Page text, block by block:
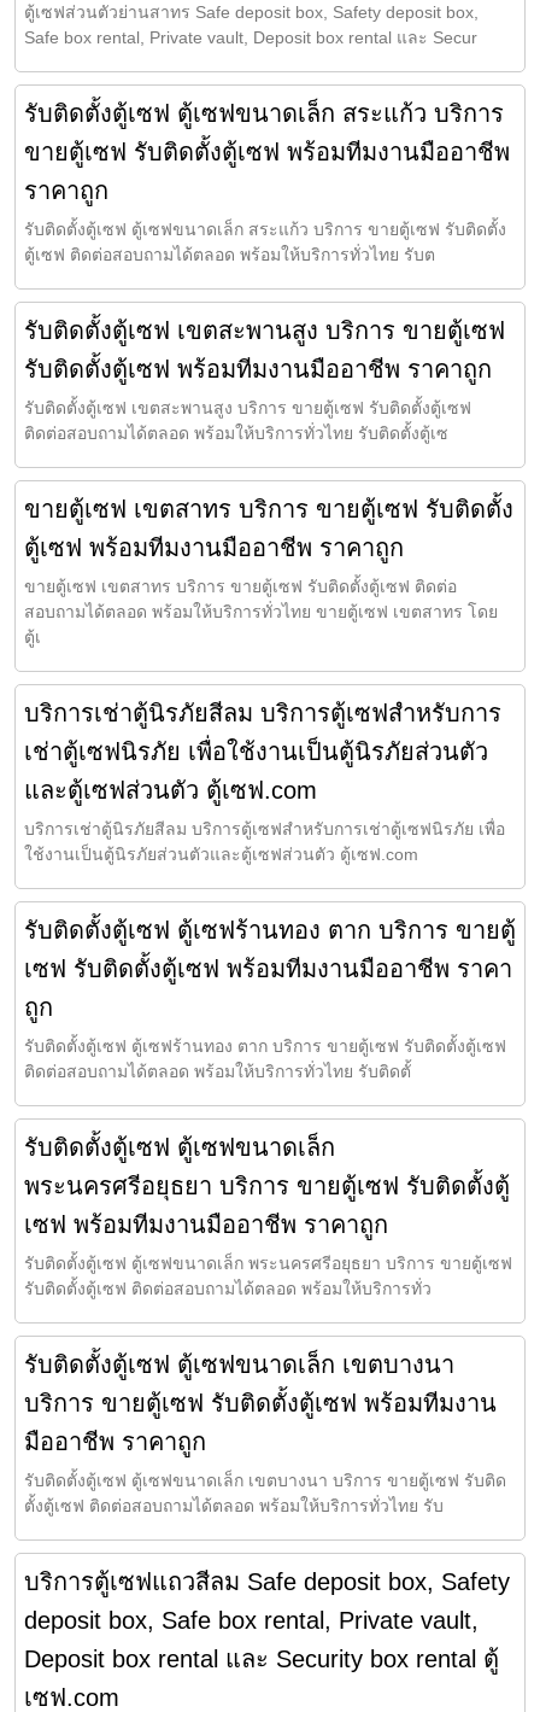
ตู้เซฟส่วนตัวย่านสาทร Safe deposit box, Safety deposit box,
Safe box rental, Private vault, Deposit box rental และ Secur
รับติดตั้งตู้เซฟ ตู้เซฟขนาดเล็ก สระแก้ว บริการ
ขายตู้เซฟ รับติดตั้งตู้เซฟ พร้อมทีมงานมืออาชีพ
ราคาถูก
รับติดตั้งตู้เซฟ ตู้เซฟขนาดเล็ก สระแก้ว บริการ ขายตู้เซฟ รับติดตั้ง
ตู้เซฟ ติดต่อสอบถามได้ตลอด พร้อมให้บริการทั่วไทย รับต
รับติดตั้งตู้เซฟ เขตสะพานสูง บริการ ขายตู้เซฟ
รับติดตั้งตู้เซฟ พร้อมทีมงานมืออาชีพ ราคาถูก
รับติดตั้งตู้เซฟ เขตสะพานสูง บริการ ขายตู้เซฟ รับติดตั้งตู้เซฟ
ติดต่อสอบถามได้ตลอด พร้อมให้บริการทั่วไทย รับติดตั้งตู้เซ
ขายตู้เซฟ เขตสาทร บริการ ขายตู้เซฟ รับติดตั้ง
ตู้เซฟ พร้อมทีมงานมืออาชีพ ราคาถูก
ขายตู้เซฟ เขตสาทร บริการ ขายตู้เซฟ รับติดตั้งตู้เซฟ ติดต่อ
สอบถามได้ตลอด พร้อมให้บริการทั่วไทย ขายตู้เซฟ เขตสาทร โดย
ตู้เ
บริการเช่าตู้นิรภัยสีลม บริการตู้เซฟสำหรับการ
เช่าตู้เซฟนิรภัย เพื่อใช้งานเป็นตู้นิรภัยส่วนตัว
และตู้เซฟส่วนตัว ตู้เซฟ.com
บริการเช่าตู้นิรภัยสีลม บริการตู้เซฟสำหรับการเช่าตู้เซฟนิรภัย เพื่อ
ใช้งานเป็นตู้นิรภัยส่วนตัวและตู้เซฟส่วนตัว ตู้เซฟ.com
รับติดตั้งตู้เซฟ ตู้เซฟร้านทอง ตาก บริการ ขายตู้
เซฟ รับติดตั้งตู้เซฟ พร้อมทีมงานมืออาชีพ ราคา
ถูก
รับติดตั้งตู้เซฟ ตู้เซฟร้านทอง ตาก บริการ ขายตู้เซฟ รับติดตั้งตู้เซฟ
ติดต่อสอบถามได้ตลอด พร้อมให้บริการทั่วไทย รับติดตั้
รับติดตั้งตู้เซฟ ตู้เซฟขนาดเล็ก
พระนครศรีอยุธยา บริการ ขายตู้เซฟ รับติดตั้งตู้
เซฟ พร้อมทีมงานมืออาชีพ ราคาถูก
รับติดตั้งตู้เซฟ ตู้เซฟขนาดเล็ก พระนครศรีอยุธยา บริการ ขายตู้เซฟ
รับติดตั้งตู้เซฟ ติดต่อสอบถามได้ตลอด พร้อมให้บริการทั่ว
รับติดตั้งตู้เซฟ ตู้เซฟขนาดเล็ก เขตบางนา
บริการ ขายตู้เซฟ รับติดตั้งตู้เซฟ พร้อมทีมงาน
มืออาชีพ ราคาถูก
รับติดตั้งตู้เซฟ ตู้เซฟขนาดเล็ก เขตบางนา บริการ ขายตู้เซฟ รับติด
ตั้งตู้เซฟ ติดต่อสอบถามได้ตลอด พร้อมให้บริการทั่วไทย รับ
บริการตู้เซฟแถวสีลม Safe deposit box, Safety
deposit box, Safe box rental, Private vault,
Deposit box rental และ Security box rental ตู้
เซฟ.com